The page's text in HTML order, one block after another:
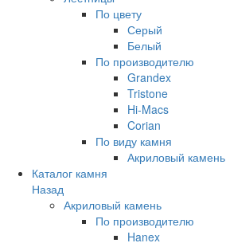
По цвету
Серый
Белый
По производителю
Grandex
Tristone
Hi-Macs
Corian
По виду камня
Акриловый камень
Каталог камня
Назад
Акриловый камень
По производителю
Hanex